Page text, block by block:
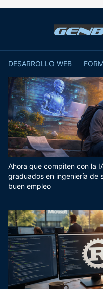
DESARROLLO WEB
Ahora que compiten con la
graduados en ingeniería de
buen empleo